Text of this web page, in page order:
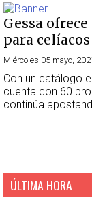
Gessa
para celíacos
Miércoles 05 mayo,
Con un catálogo
cuenta con 60
continúa
ÚLTIMA HORA